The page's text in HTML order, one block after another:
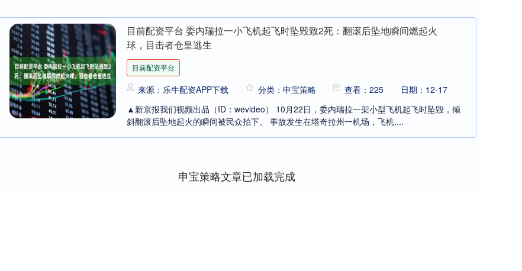
目前配资平台 委内瑞拉一小飞机起飞时坠毁致2死：翻滚后坠地瞬间燃起火
球，目击者仓皇逃生
目前配资平台
来源：乐牛配资APP下载 分类：申宝策略 查看：225
日期：12-17
▲新京报我们视频出品（ID：wevideo） 10月22日，委内瑞拉一架小型飞机起飞时坠毁，倾
斜翻滚后坠地起火的瞬间被民众拍下。 事故发生在塔奇拉州一机场，飞机....
申宝策略文章已加载完成